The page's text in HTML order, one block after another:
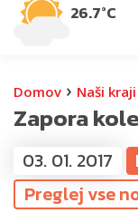
26.7°C
Domov › Naši kraji
Zapora
03. 01. 2017
Preglej vse